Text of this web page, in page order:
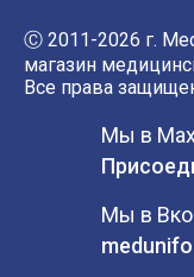
Ⓒ 2011-2026 г.
магазин
Все права
Мы в
Мы в